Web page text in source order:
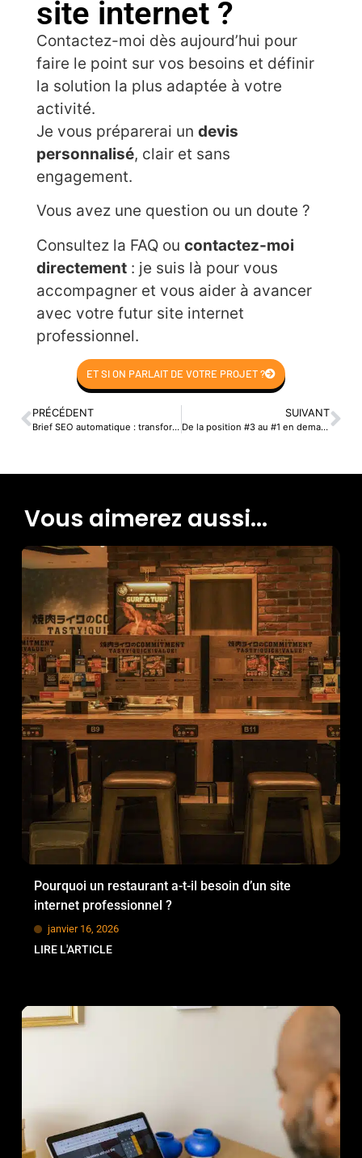
site internet ?
Contactez-moi dès aujourd’hui pour
faire le point sur vos besoins et définir
la solution la plus adaptée à votre
activité.
Je vous préparerai un devis
personnalisé, clair et sans
engagement.
Vous avez une question ou un doute ?
Consultez la FAQ ou contactez-moi
directement : je suis là pour vous
accompagner et vous aider à avancer
avec votre futur site internet
professionnel.
ET SI ON PARLAIT DE VOTRE PROJET ?
PRÉCÉDENT
Brief SEO automatique : transformer une requête en plan d’article, FAQ et schémas avec une méthode réutilisable
SUIVANT
De la position #3 au #1 en demandes de devis : la méthode « Snippet → Preuve → Friction » pour refondre 12 pages de services
Vous aimerez aussi...
Pourquoi un restaurant a-t-il besoin d’un site
internet professionnel ?
janvier 16, 2026
LIRE L'ARTICLE